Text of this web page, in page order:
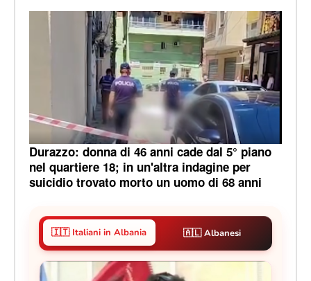
Durazzo: donna di 46 anni cade dal 5° piano
nel quartiere 18; in un'altra indagine per
suicidio trovato morto un uomo di 68 anni
🇮🇹 Italiani in Albania 🇦🇱 Albanesi